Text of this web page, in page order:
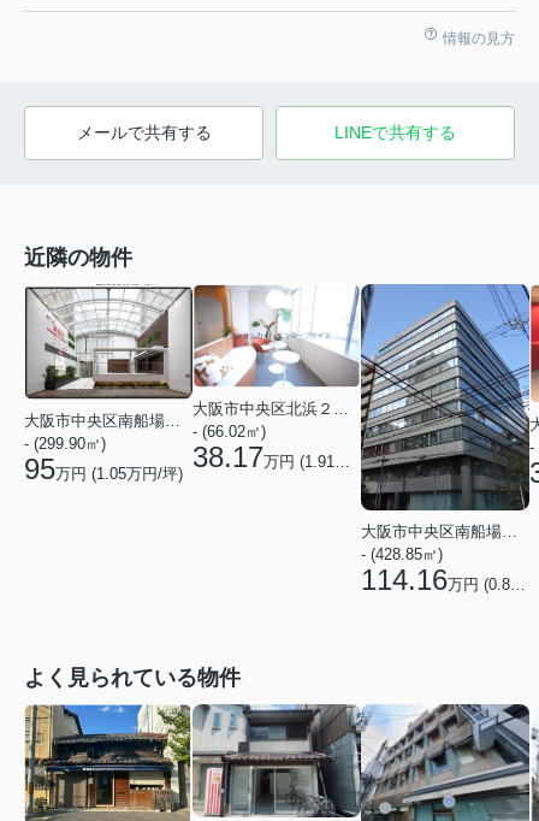
情報の見方
メールで共有する LINEで共有する
近隣の物件
- (299.90㎡)
95万円 (1.05万円/坪)
- (66.02㎡)
38.17万円 (1.91 万円/坪)
大阪市中央区南船場１丁目
- (428.85㎡)
114.16万円 (0.88 万
-
よく見られている物件